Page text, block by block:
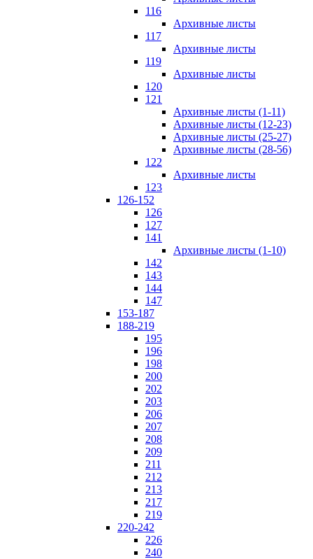
116
Архивные листы
117
Архивные листы
119
Архивные листы
120
121
Архивные листы (1-11)
Архивные листы (12-23)
Архивные листы (25-27)
Архивные листы (28-56)
122
Архивные листы
123
126-152
126
127
141
Архивные листы (1-10)
142
143
144
147
153-187
188-219
195
196
198
200
202
203
206
207
208
209
211
212
213
217
219
220-242
226
240